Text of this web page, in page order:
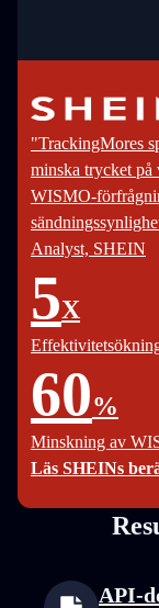
"TrackingMores
minska trycket på
WISMO-
Analyst, SHEIN
5X
60%
Minskning av
Läs SHEINs
API-